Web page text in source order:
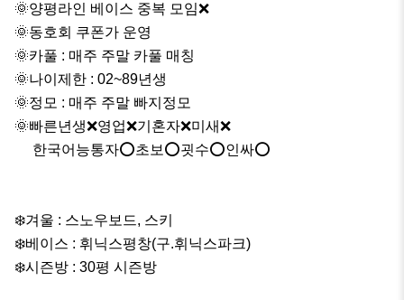
🌞양평라인 베이스 중복 모임❌
🌞동호회 쿠폰가 운영
🌞카풀 : 매주 주말 카풀 매칭
🌞나이제한 : 02~89년생
🌞정모 : 매주 주말 빠지정모
🌞빠른년생❌영업❌기혼자❌미새❌
한국어능통자⭕️초보⭕️굇수⭕️인싸⭕️
❄️겨울 : 스노우보드, 스키
❄️베이스 : 휘닉스평창(구.휘닉스파크)
❄️시즌방 : 30평 시즌방